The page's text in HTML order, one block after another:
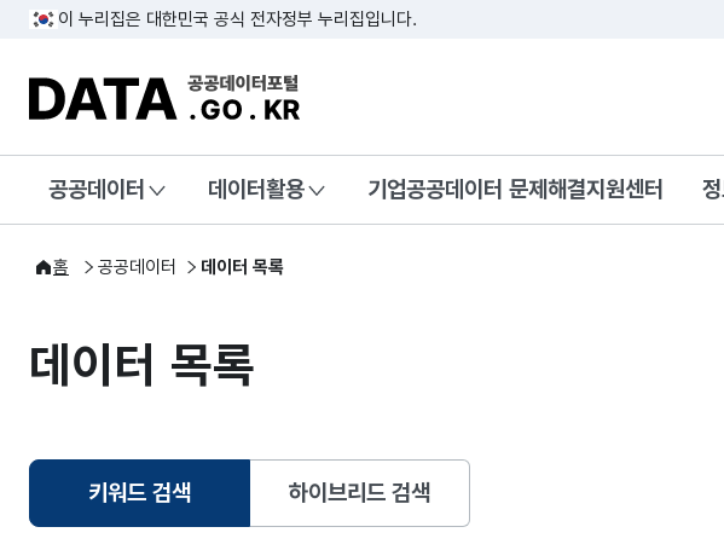
이 누리집은 대한민국 공식 전자정부 누리집입니다.
DATA.GO.KR 공공데이터포털
공공데이터 데이터활용 기업공공데이터 문제해결지원센터
홈 공공데이터 데이터 목록
데이터 목록
키워드 검색
선택됨
하이브리드 검색